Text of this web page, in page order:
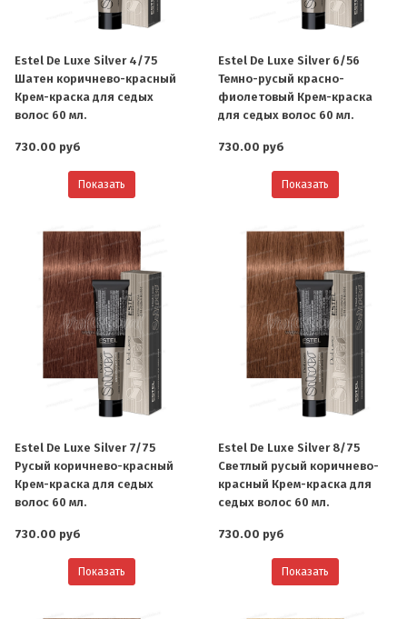
Estel De Luxe Silver 4/75
Шатен коричнево-красный
Крем-краска для седых
волос 60 мл.
730.00 руб
Показать
Estel De Luxe Silver 6/56
Темно-русый красно-
фиолетовый Крем-краска
для седых волос 60 мл.
730.00 руб
Показать
Estel De Luxe Silver 7/75
Русый коричнево-красный
Крем-краска для седых
волос 60 мл.
730.00 руб
Показать
Estel De Luxe Silver 8/75
Светлый русый коричнево-
красный Крем-краска для
седых волос 60 мл.
730.00 руб
Показать